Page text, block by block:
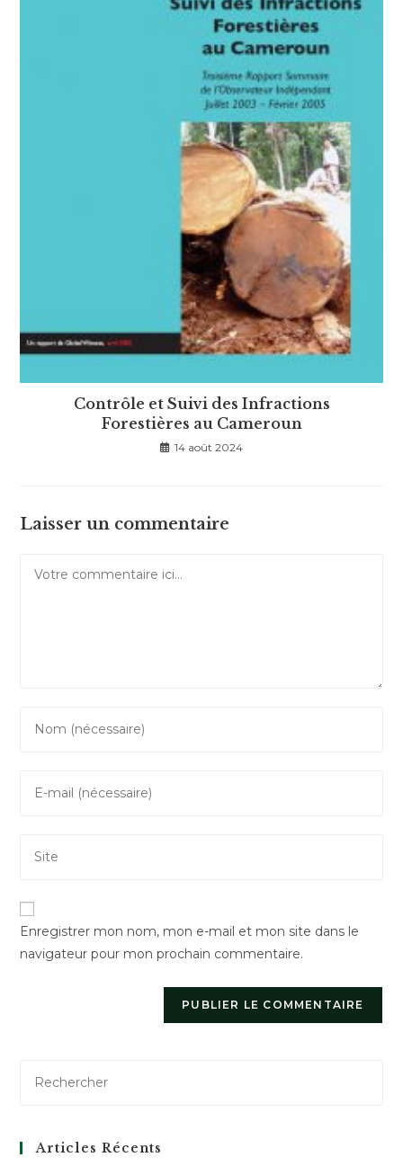
Contrôle et Suivi des Infractions
Forestières au Cameroun
14 août 2024
Laisser un commentaire
your
comment
your
address
l’URL
votre
site
(facultatif)
Enregistrer mon nom, mon e-mail et mon site dans le
navigateur pour mon prochain commentaire.
Articles Récents